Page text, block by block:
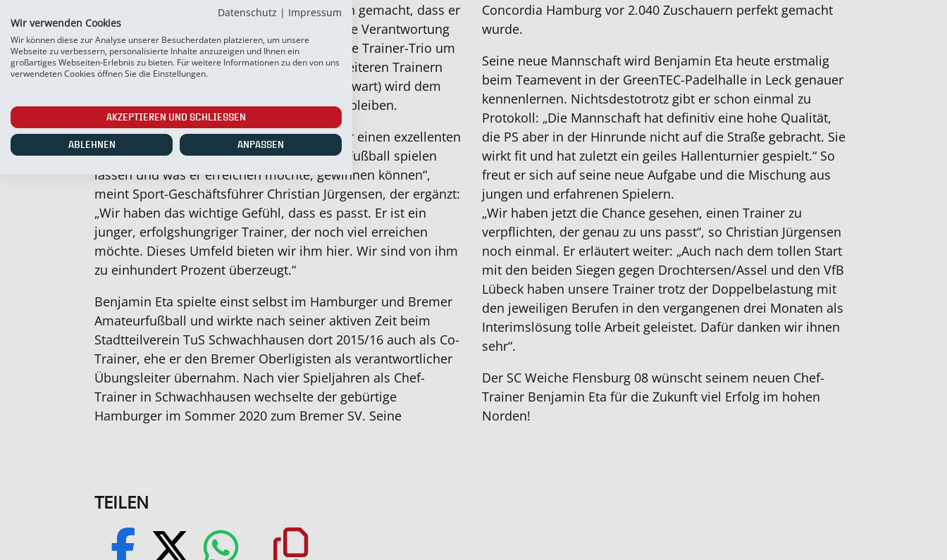
Triumpf der BSV-Vereinsgeschichte deutlich gemacht, dass er
den Verein verlassen werde. Nun wird er die Verantwortung
beim SC Weiche übernehmen. Das bisherige Trainer-Trio um
Interims-Chef Mamadou Sabaly und den weiteren Trainern
Marc Böhnke (Fitness) und Jan Neujahr (Torwart) wird dem
Verein in bewährter Konstellation erhalten bleiben.
„In Gesprächen mit Benjamin Eta haben wir einen exzellenten
Eindruck von seinen Vorstellungen, wie er Fußball spielen
lassen und was er erreichen möchte, gewinnen können“,
meint Sport-Geschäftsführer Christian Jürgensen, der ergänzt:
„Wir haben das wichtige Gefühl, dass es passt. Er ist ein
junger, erfolgshungriger Trainer, der noch viel erreichen
möchte. Dieses Umfeld bieten wir ihm hier. Wir sind von ihm
zu einhundert Prozent überzeugt.“
Benjamin Eta spielte einst selbst im Hamburger und Bremer
Amateurfußball und wirkte nach seiner aktiven Zeit beim
Stadtteilverein TuS Schwachhausen dort 2015/16 auch als Co-
Trainer, ehe er den Bremer Oberligisten als verantwortlicher
Übungsleiter übernahm. Nach vier Spieljahren als Chef-
Trainer in Schwachhausen wechselte der gebürtige
Hamburger im Sommer 2020 zum Bremer SV. Seine
Concordia Hamburg vor 2.040 Zuschauern perfekt gemacht
wurde.
Seine neue Mannschaft wird Benjamin Eta heute erstmalig
beim Teamevent in der GreenTEC-Padelhalle in Leck genauer
kennenlernen. Nichtsdestotrotz gibt er schon einmal zu
Protokoll: „Die Mannschaft hat definitiv eine hohe Qualität,
die PS aber in der Hinrunde nicht auf die Straße gebracht. Sie
wirkt fit und hat zuletzt ein geiles Hallenturnier gespielt.“ So
freut er sich auf seine neue Aufgabe und die Mischung aus
jungen und erfahrenen Spielern.
„Wir haben jetzt die Chance gesehen, einen Trainer zu
verpflichten, der genau zu uns passt“, so Christian Jürgensen
noch einmal. Er erläutert weiter: „Auch nach dem tollen Start
mit den beiden Siegen gegen Drochtersen/Assel und den VfB
Lübeck haben unsere Trainer trotz der Doppelbelastung mit
den jeweiligen Berufen in den vergangenen drei Monaten als
Interimslösung tolle Arbeit geleistet. Dafür danken wir ihnen
sehr“.
Der SC Weiche Flensburg 08 wünscht seinem neuen Chef-
Trainer Benjamin Eta für die Zukunft viel Erfolg im hohen
Norden!
TEILEN
Datenschutz | Impressum
Wir verwenden Cookies
Wir können diese zur Analyse unserer Besucherdaten platzieren, um unsere
Webseite zu verbessern, personalisierte Inhalte anzuzeigen und Ihnen ein
großartiges Webseiten-Erlebnis zu bieten. Für weitere Informationen zu den von uns
verwendeten Cookies öffnen Sie die Einstellungen.
AKZEPTIEREN UND SCHLIESSEN
ABLEHNEN ANPASSEN